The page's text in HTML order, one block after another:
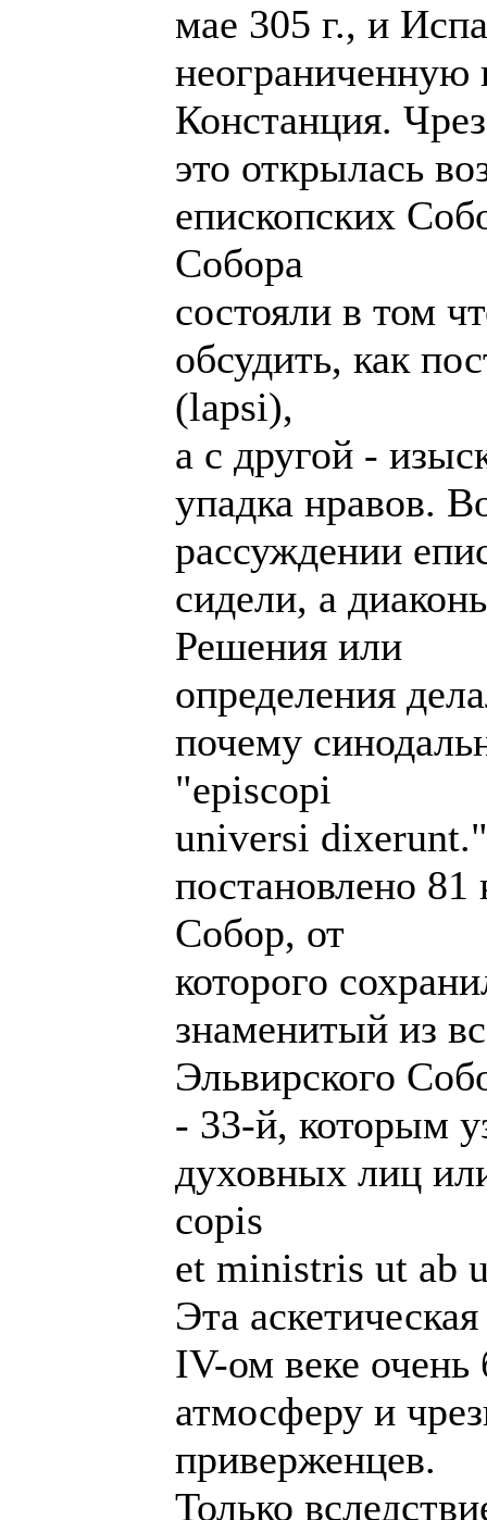
мае 305 г., и
неограниченную
Констанция. Чрез
это открылась
епископских
Собора
состояли в том
обсудить, как
(lapsi),
а с другой -
упадка нравов.
рассуждении
сидели, а
Решения или
определения
почему
"episcopi
universi
постановлено
Собор, от
которого
знаменитый из
Эльвирского
- 33-й, которым
духовных лиц
copis
et ministris ut ab
Эта
IV-ом веке очень
атмосферу и
приверженцев.
Только